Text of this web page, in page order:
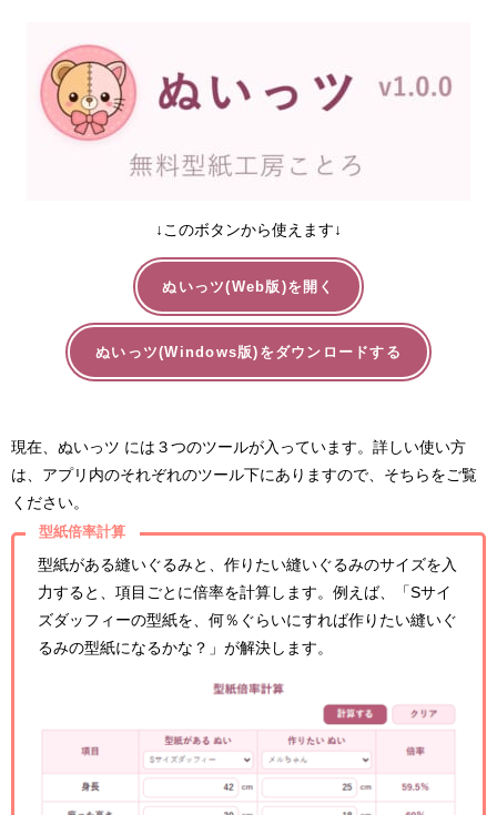
↓このボタンから使えます↓
ぬいっツ(Web版)を開く
ぬいっツ(Windows版)をダウンロードする
現在、ぬいっツ には３つのツールが入っています。詳しい使い方
は、アプリ内のそれぞれのツール下にありますので、そちらをご覧
ください。
型紙倍率計算
型紙がある縫いぐるみと、作りたい縫いぐるみのサイズを入
力すると、項目ごとに倍率を計算します。例えば、「Sサイ
ズダッフィーの型紙を、何％ぐらいにすれば作りたい縫いぐ
るみの型紙になるかな？」が解決します。